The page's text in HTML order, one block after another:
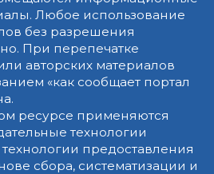
Любое использование
без разрешения
При перепечатке
авторских материалов
«как сообщает портал
ресурсе применяются
технологии
предоставления
сбора, систематизации и